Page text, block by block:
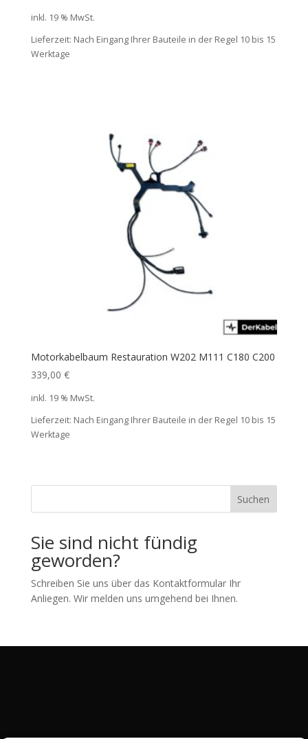
743,00 €664,99 €.
inkl. 19 % MwSt.
Lieferzeit: Nach Eingang Ihrer Bauteile in der Regel 10 bis 15
Werktage
Motorkabelbaum Restauration W202 M111 C180 C200
339,00 €
inkl. 19 % MwSt.
Lieferzeit: Nach Eingang Ihrer Bauteile in der Regel 10 bis 15
Werktage
Suchen
Sie sind nicht fündig
geworden?
Schreiben Sie uns über das Kontaktformular Ihr
Anliegen. Wir melden uns umgehend bei Ihnen.